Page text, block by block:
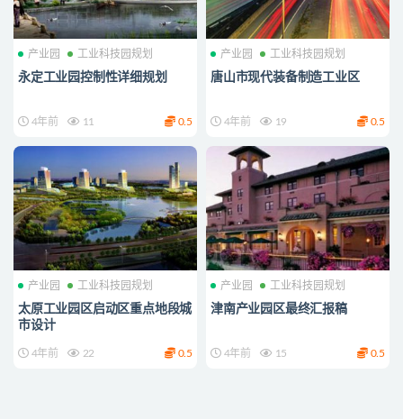
产业园 工业科技园规划
永定工业园控制性详细规划
4年前 11 0.5
产业园 工业科技园规划
唐山市现代装备制造工业区
4年前 19 0.5
产业园 工业科技园规划
太原工业园区启动区重点地段城
市设计
4年前 22 0.5
产业园 工业科技园规划
津南产业园区最终汇报稿
4年前 15 0.5